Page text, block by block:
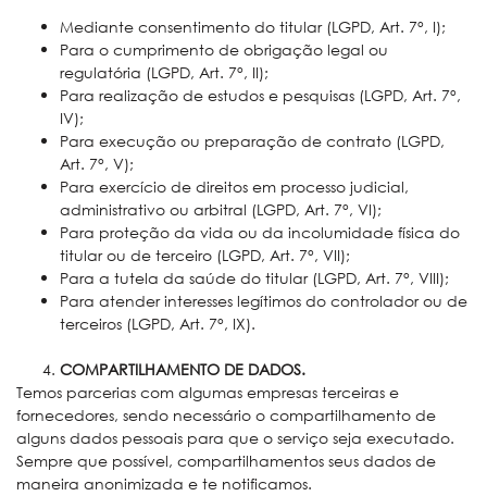
Mediante consentimento do titular (LGPD, Art. 7°, I);
Para o cumprimento de obrigação legal ou
regulatória (LGPD, Art. 7°, II);
Para realização de estudos e pesquisas (LGPD, Art. 7°,
IV);
Para execução ou preparação de contrato (LGPD,
Art. 7°, V);
Para exercício de direitos em processo judicial,
administrativo ou arbitral (LGPD, Art. 7°, VI);
Para proteção da vida ou da incolumidade física do
titular ou de terceiro (LGPD, Art. 7°, VII);
Para a tutela da saúde do titular (LGPD, Art. 7°, VIII);
Para atender interesses legítimos do controlador ou de
terceiros (LGPD, Art. 7°, IX).
COMPARTILHAMENTO DE DADOS.
Temos parcerias com algumas empresas terceiras e
fornecedores, sendo necessário o compartilhamento de
alguns dados pessoais para que o serviço seja executado.
Sempre que possível, compartilhamentos seus dados de
maneira anonimizada e te notificamos.